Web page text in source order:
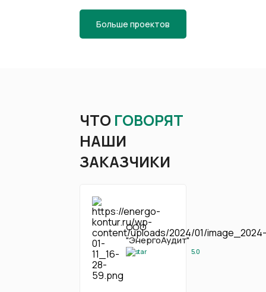
Больше проектов
ЧТО ГОВОРЯТ
НАШИ
ЗАКАЗЧИКИ
ООО
"ЭнергоАудит"
5.0